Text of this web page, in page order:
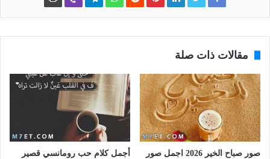
مقالات ذات صلة
صور صباح الخير 2026 اجمل صور
أجمل كلام حب رومانسي قصير